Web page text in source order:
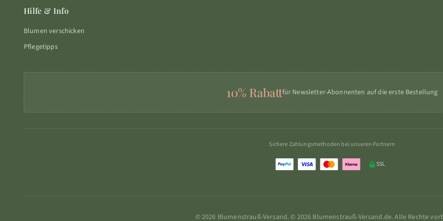
Hilfe & Info
Blumen verschicken
Pflegetipps
10% Rabattfür Newsletter-Abonnenten auf die erste Bestellung
Sichere Zahlungsmethoden bei unseren Partnern
SSL
© 2026 Blumenstrauß-Versand. © 2026 Blumenstrauß-Versand.de. Alle Rechte